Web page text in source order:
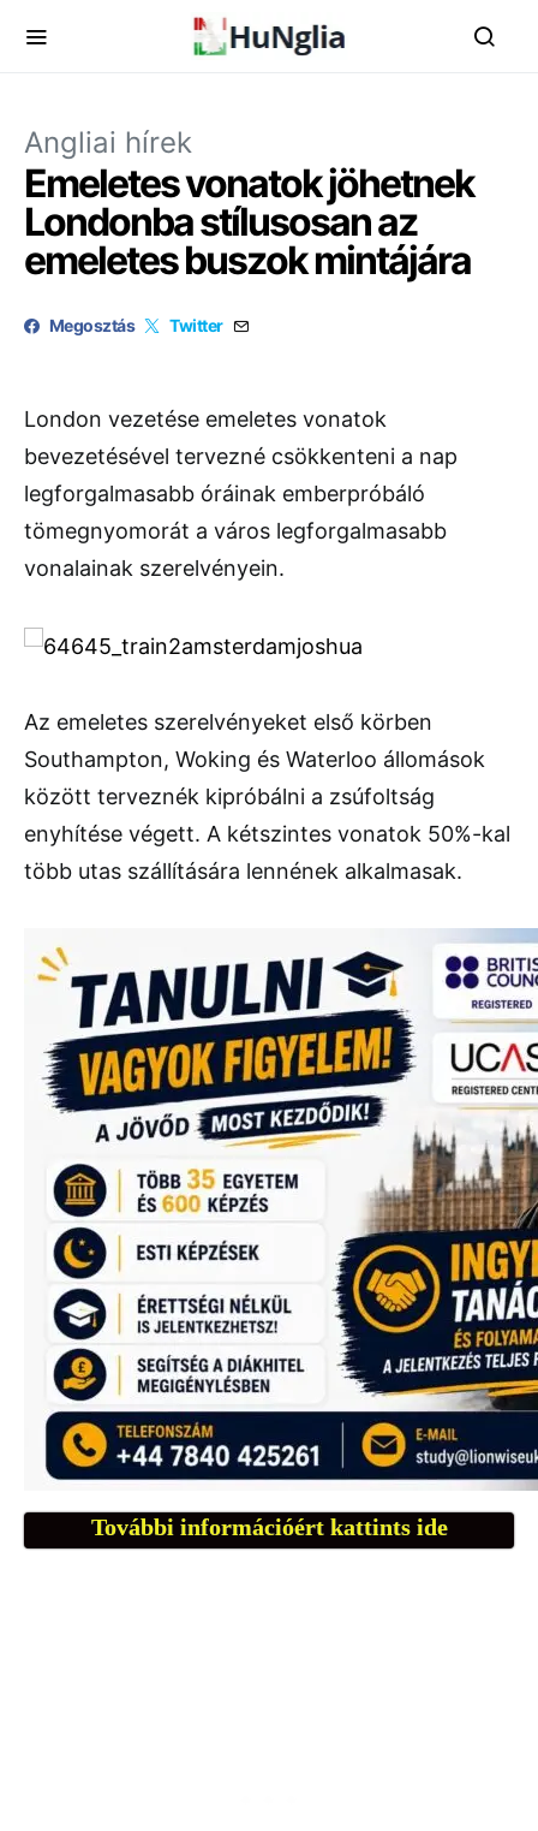
Angliai hírek
Emeletes vonatok jöhetnek
Londonba stílusosan az
emeletes buszok mintájára
Megosztás Twitter
London vezetése emeletes vonatok
bevezetésével tervezné csökkenteni a nap
legforgalmasabb óráinak emberpróbáló
tömegnyomorát a város legforgalmasabb
vonalainak szerelvényein.
Az emeletes szerelvényeket első körben
Southampton, Woking és Waterloo állomások
között terveznék kipróbálni a zsúfoltság
enyhítése végett. A kétszintes vonatok 50%-kal
több utas szállítására lennének alkalmasak.
További információért kattints ide